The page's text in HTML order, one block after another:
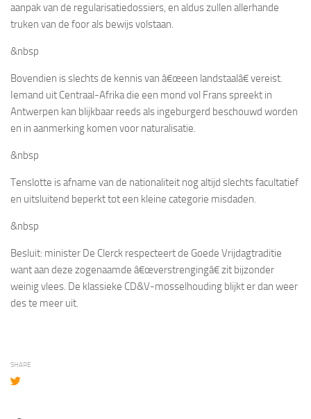
aanpak van de regularisatiedossiers, en aldus zullen allerhande
truken van de foor als bewijs volstaan.
&nbsp
Bovendien is slechts de kennis van â€œeen landstaalâ€ vereist.
Iemand uit Centraal-Afrika die een mond vol Frans spreekt in
Antwerpen kan blijkbaar reeds als ingeburgerd beschouwd worden
en in aanmerking komen voor naturalisatie.
&nbsp
Tenslotte is afname van de nationaliteit nog altijd slechts facultatief
en uitsluitend beperkt tot een kleine categorie misdaden.
&nbsp
Besluit: minister De Clerck respecteert de Goede Vrijdagtraditie
want aan deze zogenaamde â€œverstrengingâ€ zit bijzonder
weinig vlees. De klassieke CD&V-mosselhouding blijkt er dan weer
des te meer uit.
SHARE